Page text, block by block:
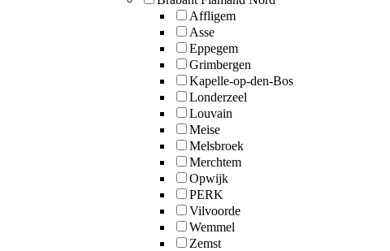
Affligem
Asse
Eppegem
Grimbergen
Kapelle-op-den-Bos
Londerzeel
Louvain
Meise
Melsbroek
Merchtem
Opwijk
PERK
Vilvoorde
Wemmel
Zemst